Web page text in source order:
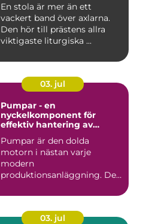
En stola är mer än ett
vackert band över axlarna.
Den hör till prästens allra
viktigaste liturgiska ...
03. jul
Pumpar - en
nyckelkomponent för
effektiv hantering av
Pumpar är den dolda
motorn i nästan varje
modern
produktionsanläggning. De
03. jul